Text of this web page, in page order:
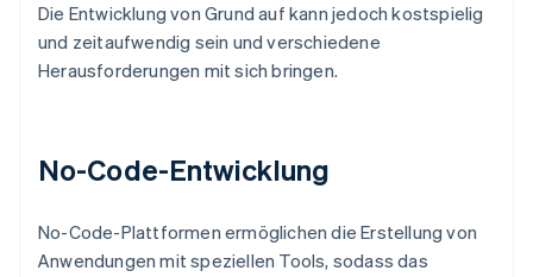
Die Entwicklung von Grund auf kann jedoch kostspielig
und zeitaufwendig sein und verschiedene
Herausforderungen mit sich bringen.
No-Code-Entwicklung
No-Code-Plattformen ermöglichen die Erstellung von
Anwendungen mit speziellen Tools, sodass das